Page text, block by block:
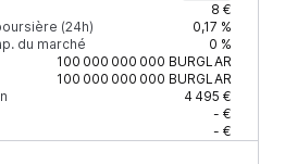
8 €
(24h)
0,17 %
du marché
0 %
100 000 000 000 BURGLAR
100 000 000 000 BURGLAR
4 495 €
- €
- €